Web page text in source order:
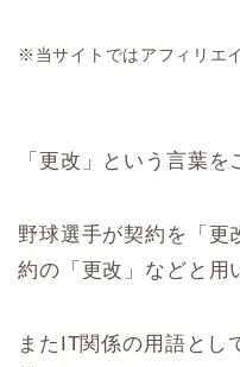
※当サイトではアフィリエ
「更改」という言葉を
野球選手が契約を「更
約の「更改」などと用
またIT関係の用語とし